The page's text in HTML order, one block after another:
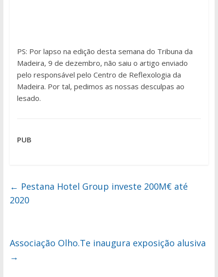
PS: Por lapso na edição desta semana do Tribuna da
Madeira, 9 de dezembro, não saiu o artigo enviado
pelo responsável pelo Centro de Reflexologia da
Madeira. Por tal, pedimos as nossas desculpas ao
lesado.
PUB
← Pestana Hotel Group investe 200M€ até
2020
Associação Olho.Te inaugura exposição alusiva
→